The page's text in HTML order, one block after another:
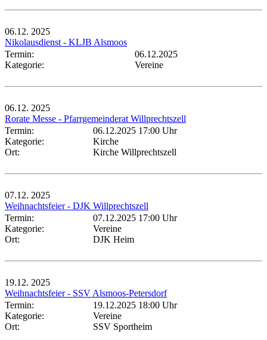
06.12. 2025
Nikolausdienst - KLJB Alsmoos
Termin:
06.12.2025
Kategorie:
Vereine
06.12. 2025
Rorate Messe - Pfarrgemeinderat Willprechtszell
Termin:
06.12.2025 17:00 Uhr
Kategorie:
Kirche
Ort:
Kirche Willprechtszell
07.12. 2025
Weihnachtsfeier - DJK Willprechtszell
Termin:
07.12.2025 17:00 Uhr
Kategorie:
Vereine
Ort:
DJK Heim
19.12. 2025
Weihnachtsfeier - SSV Alsmoos-Petersdorf
Termin:
19.12.2025 18:00 Uhr
Kategorie:
Vereine
Ort:
SSV Sportheim